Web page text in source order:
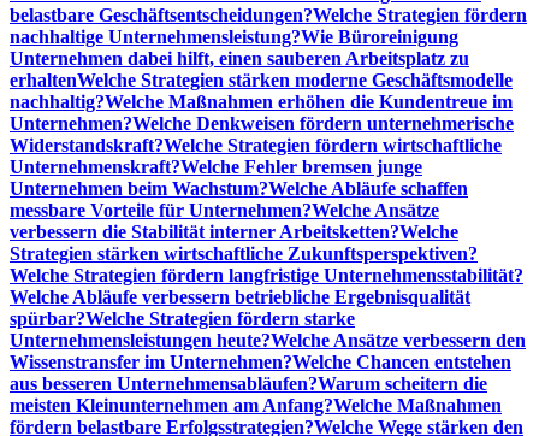
belastbare Geschäftsentscheidungen?Welche Strategien fördern
nachhaltige Unternehmensleistung?Wie Büroreinigung
Unternehmen dabei hilft, einen sauberen Arbeitsplatz zu
erhaltenWelche Strategien stärken moderne Geschäftsmodelle
nachhaltig?Welche Maßnahmen erhöhen die Kundentreue im
Unternehmen?Welche Denkweisen fördern unternehmerische
Widerstandskraft?Welche Strategien fördern wirtschaftliche
Unternehmenskraft?Welche Fehler bremsen junge
Unternehmen beim Wachstum?Welche Abläufe schaffen
messbare Vorteile für Unternehmen?Welche Ansätze
verbessern die Stabilität interner Arbeitsketten?Welche
Strategien stärken wirtschaftliche Zukunftsperspektiven?
Welche Strategien fördern langfristige Unternehmensstabilität?
Welche Abläufe verbessern betriebliche Ergebnisqualität
spürbar?Welche Strategien fördern starke
Unternehmensleistungen heute?Welche Ansätze verbessern den
Wissenstransfer im Unternehmen?Welche Chancen entstehen
aus besseren Unternehmensabläufen?Warum scheitern die
meisten Kleinunternehmen am Anfang?Welche Maßnahmen
fördern belastbare Erfolgsstrategien?Welche Wege stärken den